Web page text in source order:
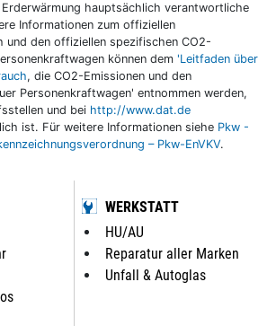
hauptsächlich verantwortliche
Informationen zum offiziellen
und den offiziellen spezifischen CO2-
können dem 'Leitfaden über
, die CO2-Emissionen und den
Personenkraftwagen' entnommen werden,
und bei http://www.dat.de
ist. Für weitere Informationen siehe Pkw -
– Pkw-EnVKV.
WERKSTATT
HU/AU
Reparatur aller Marken
Unfall & Autoglas